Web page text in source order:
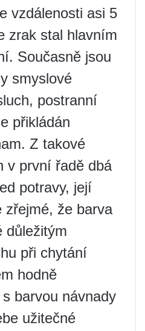
vzdálenosti asi 5
zrak stal hlavním
Současně jsou
smyslové
postranní
přikládán
Z takové
v první řadě dbá
potravy, její
zřejmé, že barva
důležitým
při chytání
hodně
barvou návnady
užitečné